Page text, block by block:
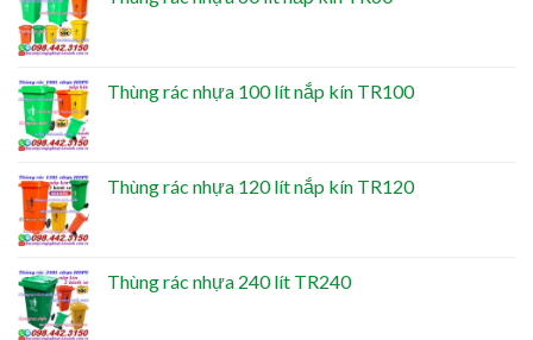
Thùng rác nhựa 100 lít nắp kín TR100
Thùng rác nhựa 120 lít nắp kín TR120
Thùng rác nhựa 240 lít TR240